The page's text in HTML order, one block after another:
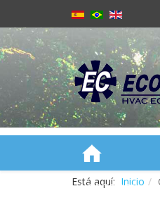
NOSOTROS
Está aquí: Inicio